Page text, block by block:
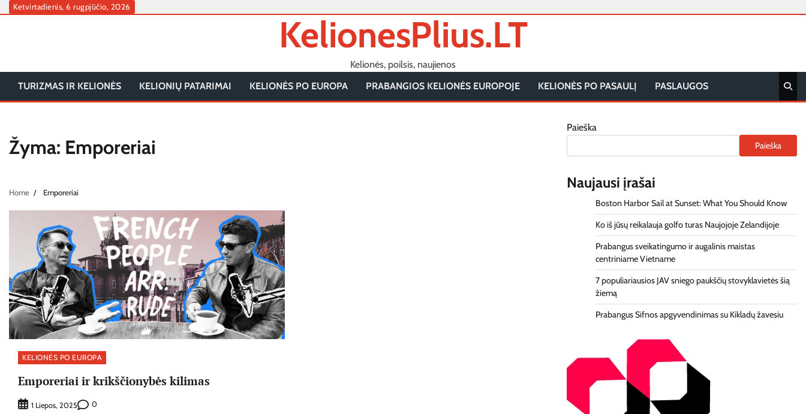
SkipKetvirtadienis, 6 rugpjūčio, 2026
KelionesPlius.LT
Kelionės, poilsis, naujienos
TURIZMAS IR KELIONĖS
KELIONIŲ PATARIMAI KELIONĖS PO EUROPA PRABANGIOS KELIONĖS EUROPOJE KELIONĖS PO PASAULĮ PASLAUGOS
Žyma: Emporeriai
Home Emporeriai
KELIONĖS PO EUROPA
Emporeriai ir krikščionybės kilimas
1 Liepos, 2025 0
Paieška
Paieška
Naujausi įrašai
Boston Harbor Sail at Sunset: What You Should Know
Ko iš jūsų reikalauja golfo turas Naujojoje Zelandijoje
Prabangus sveikatingumo ir augalinis maistas
centriniame Vietname
7 populiariausios JAV sniego paukščių stovyklavietės šią
žiemą
Prabangus Sifnos apgyvendinimas su Kikladų žavesiu